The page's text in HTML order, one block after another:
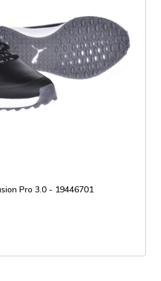
Pro 3.0 - 19446701